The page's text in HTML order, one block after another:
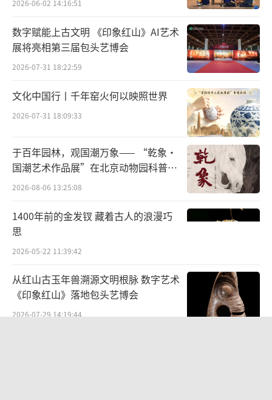
此次实践旨在引导青年学子既做非遗技艺
的“守护者”，更当文化创新的“探路人”。
该实践团后续还将开展黄梅戏进校园、戏曲元
素文创设计等活动，以实际行动践行非遗保护
的青年责任。（文/杨墨颜、李雪、周彦行图/
杨墨颜）（责任编辑：0948）
2026-06-02 14:16:51
数字赋能上古文明 《印象红山》AI艺术
展将亮相第三届包头艺博会
2026-07-31 18:22:59
文化中国行丨千年窑火何以映照世界
2026-07-31 18:09:33
于百年园林，观国潮万象—— “乾象·
国潮艺术作品展”在北京动物园科普馆
机动展厅开展
2026-08-06 13:25:08
1400年前的金发钗 藏着古人的浪漫巧
思
2026-05-22 11:39:42
从红山古玉年兽溯源文明根脉 数字艺术
《印象红山》落地包头艺博会
2026-07-29 14:19:44